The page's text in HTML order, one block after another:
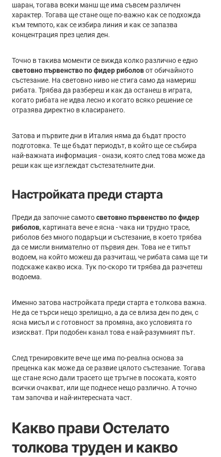
шаран, тогава всеки манш ще има съвсем различен
характер. Тогава ще стане още по-важно как се подхожда
към темпото, как се избира линия и как се запазва
концентрация през целия ден.
Точно в такива моменти се вижда колко различно е едно
световно първенство по фидер риболовот обичайното
състезание. На световно ниво не стига само да намериш
рибата. Трябва да разбереш и как да останеш в играта,
когато рибата не идва лесно и когато всяко решение се
отразява директно в класирането.
Затова и първите дни в Италия няма да бъдат просто
подготовка. Те ще бъдат периодът, в който ще се събира
най-важната информация - онази, която след това може да
реши как ще изглеждат състезателните дни.
Настройката преди старта
Преди да започне самотосветовно първенство по фидер
риболов, картината вече е ясна - чака ни трудно трасе,
риболов без много подаръци и състезание, в което трябва
да се мисли внимателно от първия ден. Това не е типът
водоем, на който можеш да разчиташ, че рибата сама ще ти
подскаже какво иска. Тук по-скоро ти трябва да разчетеш
водоема.
Именно затова настройката преди старта е толкова важна.
Не да се търси нещо зрелищно, а да се влиза ден по ден, с
ясна мисъл и с готовност за промяна, ако условията го
изискват. При подобен канал това е най-разумният път.
След тренировките вече ще има по-реална основа за
преценка как може да се развие цялото състезание. Тогава
ще стане ясно дали трасето ще тръгне в посоката, която
всички очакват, или ще поднесе нещо различно. А точно
там започва и най-интересната част.
Какво прави Остелато
толкова труден и какво